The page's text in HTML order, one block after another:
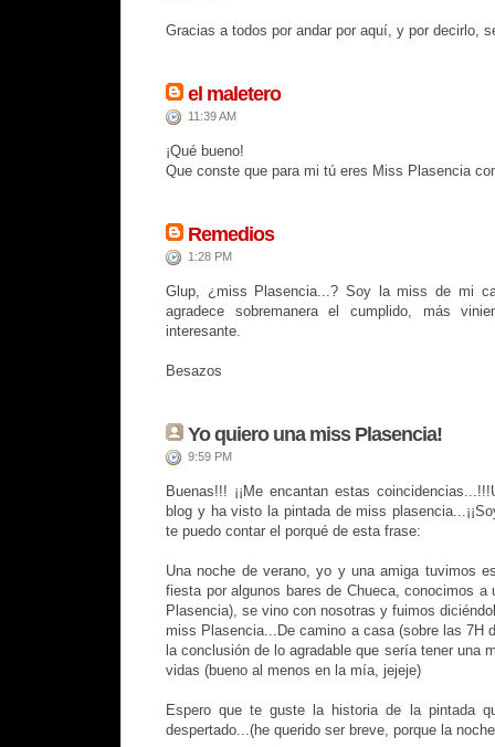
Gracias a todos por andar por aquí, y por decirlo,
el maletero
11:39 AM
¡Qué bueno!
Que conste que para mi tú eres Miss Plasencia
Remedios
1:28 PM
Glup, ¿miss Plasencia...? Soy la miss de mi
agradece sobremanera el cumplido, más
interesante.
Besazos
Yo quiero una miss Plasencia!
9:59 PM
Buenas!!! ¡¡Me encantan estas
blog y ha visto la pintada de miss
te puedo contar el porqué de esta frase:
Una noche de verano, yo y una amiga tuvimos
fiesta por algunos bares de Chueca, conocimos
Plasencia), se vino con nosotras y fuimos
miss Plasencia...De camino a casa (sobre las 7H
la conclusión de lo agradable que sería tener una
vidas (bueno al menos en la mía, jejeje)
Espero que te guste la historia de la pintada
despertado...(he querido ser breve, porque la